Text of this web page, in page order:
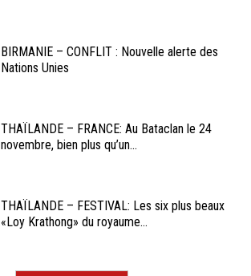
BIRMANIE – CONFLIT : Nouvelle alerte des
Nations Unies
THAÏLANDE – FRANCE: Au Bataclan le 24
novembre, bien plus qu’un...
THAÏLANDE – FESTIVAL: Les six plus beaux
«Loy Krathong» du royaume...